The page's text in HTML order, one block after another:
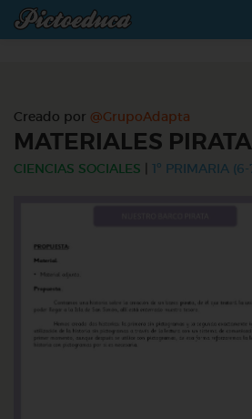
Creado por @GrupoAdapta
MATERIALES
CIENCIAS SOCIALES 1º PRIMARIA